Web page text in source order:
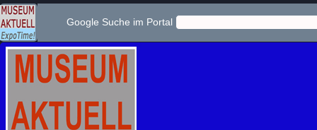
Google Suche im Portal